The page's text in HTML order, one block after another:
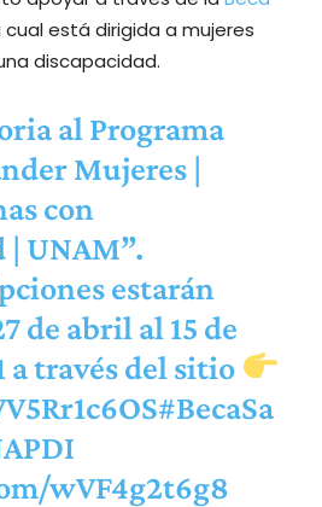
cual está dirigida a mujeres
discapacidad.
al Programa
Mujeres |
con
| UNAM”.
estarán
de abril al 15 de
a través del sitio
#BecaSa
wVF4g2t6g8